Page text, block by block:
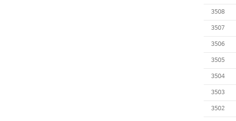
3508
3507
3506
3505
3504
3503
3502